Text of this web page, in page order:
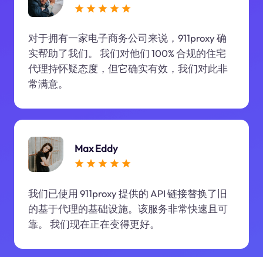
对于拥有一家电子商务公司来说，911proxy 确
实帮助了我们。 我们对他们 100% 合规的住宅
代理持怀疑态度，但它确实有效，我们对此非
常满意。
Max Eddy
我们已使用 911proxy 提供的 API 链接替换了旧
的基于代理的基础设施。该服务非常快速且可
靠。 我们现在正在变得更好。